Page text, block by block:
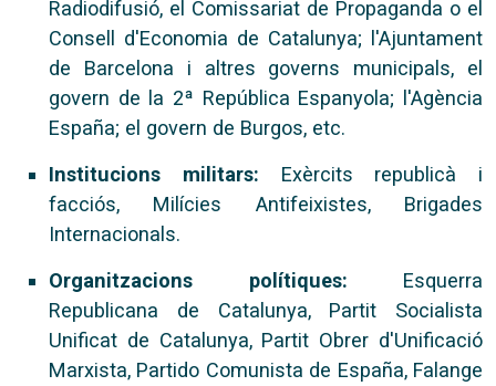
Radiodifusió, el Comissariat de Propaganda o el
Consell d'Economia de Catalunya; l'Ajuntament
de Barcelona i altres governs municipals, el
govern de la 2ª República Espanyola; l'Agència
España; el govern de Burgos, etc.
Institucions militars: Exèrcits republicà i
facciós, Milícies Antifeixistes, Brigades
Internacionals.
Organitzacions polítiques: Esquerra
Republicana de Catalunya, Partit Socialista
Unificat de Catalunya, Partit Obrer d'Unificació
Marxista, Partido Comunista de España, Falange